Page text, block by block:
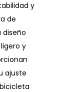
y
de
diseño
y
ajuste